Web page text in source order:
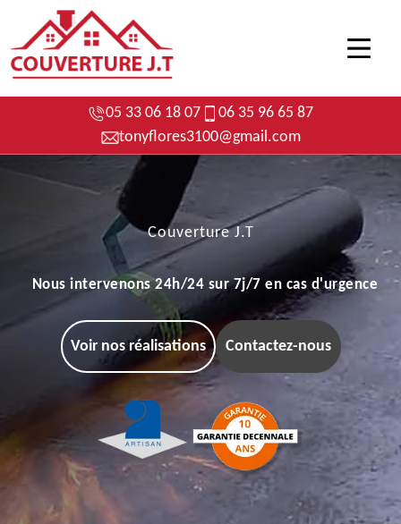
05 33 06 18 07
06 35 96 65 87
tonyflores3100@gmail.com
Couverture J.T
Nous intervenons 24h/24 sur 7j/7 en cas d'urgence
Voir nos réalisations Contactez-nous